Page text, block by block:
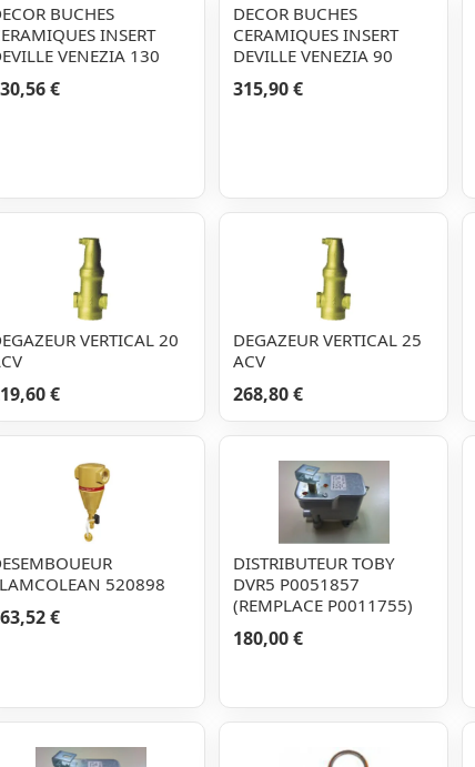
BUCHES
INSERT
VENEZIA 130
€
DECOR BUCHES
CERAMIQUES INSERT
DEVILLE VENEZIA 90
315,90 €
VERTICAL 20
€
DEGAZEUR VERTICAL 25
ACV
268,80 €
520898
€
DISTRIBUTEUR TOBY
DVR5 P0051857
(REMPLACE P0011755)
180,00 €